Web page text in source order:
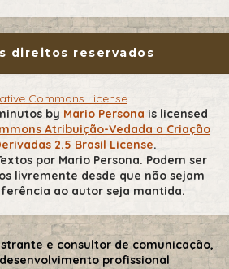
direitos reservados
by Mario Persona is licensed
Atribuição-Vedada a Criação
2.5 Brasil License.
por Mario Persona. Podem ser
livremente desde que não sejam
ao autor seja mantida.
e consultor de comunicação,
profissional